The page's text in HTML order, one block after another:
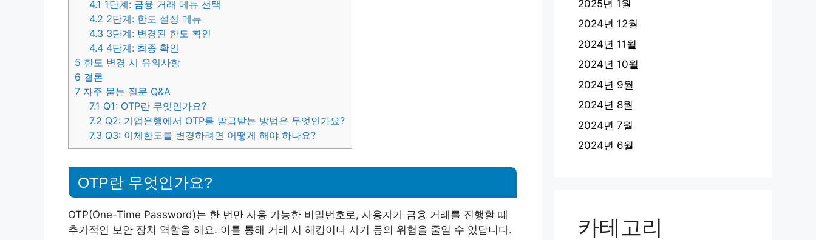
4.1 1단계: 금융 거래 메뉴 선택
4.2 2단계: 한도 설정 메뉴
4.3 3단계: 변경된 한도 확인
4.4 4단계: 최종 확인
5 한도 변경 시 유의사항
6 결론
7 자주 묻는 질문 Q&A
7.1 Q1: OTP란 무엇인가요?
7.2 Q2: 기업은행에서 OTP를 발급받는 방법은 무엇인가요?
7.3 Q3: 이체한도를 변경하려면 어떻게 해야 하나요?
OTP란 무엇인가요?
OTP(One-Time Password)는 한 번만 사용 가능한 비밀번호로, 사용자가 금융 거래를 진행할 때
추가적인 보안 장치 역할을 해요. 이를 통해 거래 시 해킹이나 사기 등의 위험을 줄일 수 있답니다.
2025년 1월
2024년 12월
2024년 11월
2024년 10월
2024년 9월
2024년 8월
2024년 7월
2024년 6월
카테고리